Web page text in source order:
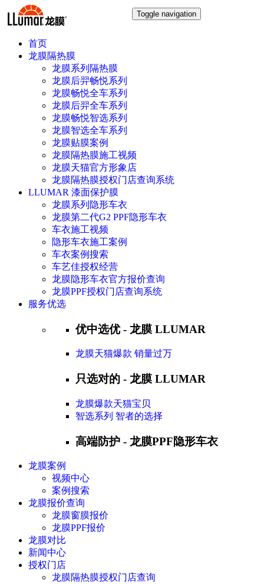
Toggle navigation
首页
龙膜隔热膜
龙膜系列隔热膜
龙膜后羿畅悦系列
龙膜畅悦全车系列
龙膜后羿全车系列
龙膜畅悦智选系列
龙膜智选全车系列
龙膜贴膜案例
龙膜隔热膜施工视频
龙膜天猫官方形象店
龙膜隔热膜授权门店查询系统
LLUMAR 漆面保护膜
龙膜系列隐形车衣
龙膜第二代G2 PPF隐形车衣
车衣施工视频
隐形车衣施工案例
车衣案例搜索
车艺佳授权经营
龙膜隐形车衣官方报价查询
龙膜PPF授权门店查询系统
服务优选
优中选优 - 龙膜 LLUMAR
龙膜天猫爆款 销量过万
只选对的 - 龙膜 LLUMAR
龙膜爆款天猫宝贝
智选系列 智者的选择
高端防护 - 龙膜PPF隐形车衣
龙膜案例
视频中心
案例搜索
龙膜报价查询
龙膜窗膜报价
龙膜PPF报价
龙膜对比
新闻中心
授权门店
龙膜隔热膜授权门店查询